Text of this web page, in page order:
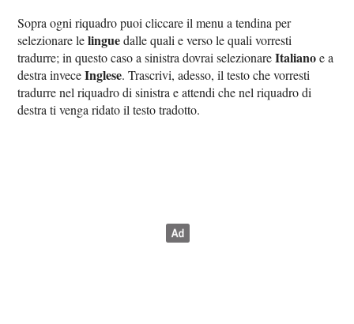
Sopra ogni riquadro puoi cliccare il menu a tendina per
selezionare lelinguedalle quali e verso le quali vorresti
tradurre; in questo caso a sinistra dovrai selezionareItalianoe a
destra inveceInglese. Trascrivi, adesso, il testo che vorresti
tradurre nel riquadro di sinistra e attendi che nel riquadro di
destra ti venga ridato il testo tradotto.